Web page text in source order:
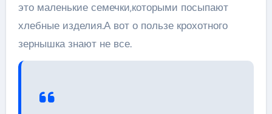
это маленькие семечки,которыми посыпают
хлебные изделия.А вот о пользе крохотного
зернышка знают не все.